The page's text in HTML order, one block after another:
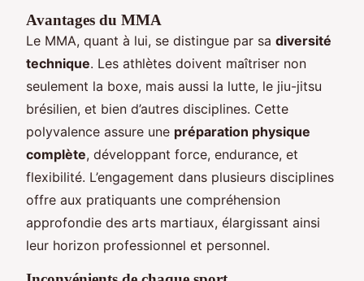
Avantages du MMA
Le MMA, quant à lui, se distingue par sa diversité
technique. Les athlètes doivent maîtriser non
seulement la boxe, mais aussi la lutte, le jiu-jitsu
brésilien, et bien d’autres disciplines. Cette
polyvalence assure une préparation physique
complète, développant force, endurance, et
flexibilité. L’engagement dans plusieurs disciplines
offre aux pratiquants une compréhension
approfondie des arts martiaux, élargissant ainsi
leur horizon professionnel et personnel.